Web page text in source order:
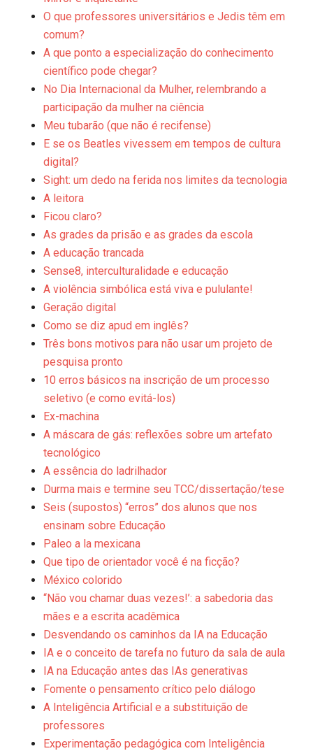
O que professores universitários e Jedis têm em
comum?
A que ponto a especialização do conhecimento
cientí­fico pode chegar?
No Dia Internacional da Mulher, relembrando a
participação da mulher na ciência
Meu tubarão (que não é recifense)
E se os Beatles vivessem em tempos de cultura
digital?
Sight: um dedo na ferida nos limites da tecnologia
A leitora
Ficou claro?
As grades da prisão e as grades da escola
A educação trancada
Sense8, interculturalidade e educação
A violência simbólica está viva e pululante!
Geração digital
Como se diz apud em inglês?
Três bons motivos para não usar um projeto de
pesquisa pronto
10 erros básicos na inscrição de um processo
seletivo (e como evitá-los)
Ex-machina
A máscara de gás: reflexões sobre um artefato
tecnológico
A essência do ladrilhador
Durma mais e termine seu TCC/dissertação/tese
Seis (supostos) “erros” dos alunos que nos
ensinam sobre Educação
Paleo a la mexicana
Que tipo de orientador você é na ficção?
México colorido
“Não vou chamar duas vezes!’: a sabedoria das
mães e a escrita acadêmica
Desvendando os caminhos da IA na Educação
IA e o conceito de tarefa no futuro da sala de aula
IA na Educação antes das IAs generativas
Fomente o pensamento crítico pelo diálogo
A Inteligência Artificial e a substituição de
professores
Experimentação pedagógica com Inteligência